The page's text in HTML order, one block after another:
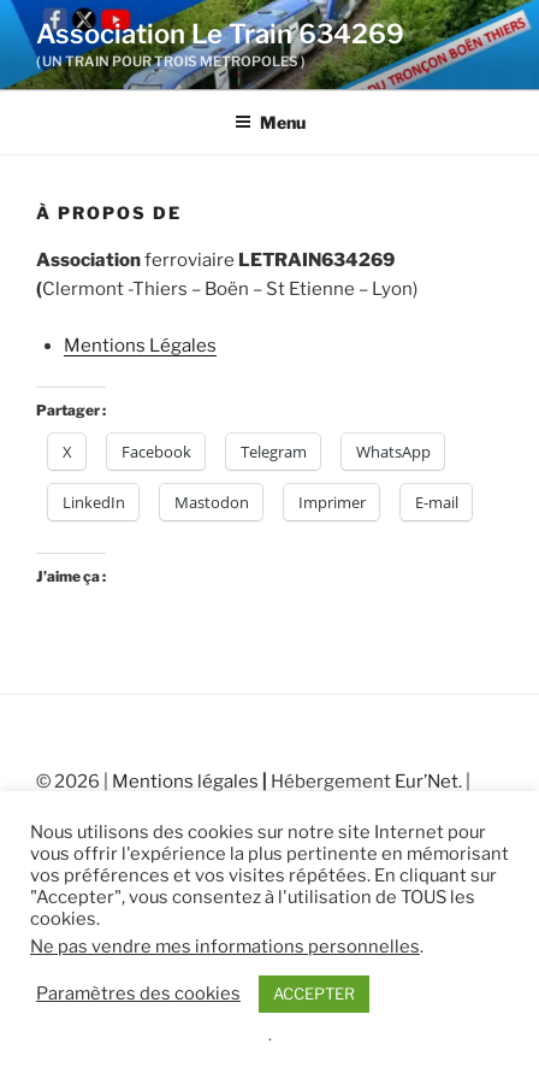
Aller
contenu
Association Le Train 634269
( UN TRAIN POUR TROIS METROPOLES )
Menu
À PROPOS DE
Associationferroviaire LETRAIN634269
(Clermont -Thiers – Boën – St Etienne – Lyon)
Mentions Légales
Partager :
X Facebook Telegram WhatsApp
LinkedIn Mastodon Imprimer E-mail
J’aime ça :
© 2026 | Mentions légales Hébergement Eur’Net.
Nous utilisons des cookies sur notre site Internet pour
vous offrir l'expérience la plus pertinente en mémorisant
vos préférences et vos visites répétées. En cliquant sur
"Accepter", vous consentez à l'utilisation de TOUS les
cookies.
Ne pas vendre mes informations personnelles.
Paramètres des cookies ACCEPTER
.